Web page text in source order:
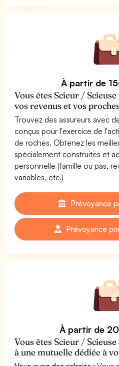
À partir de
Vous êtes Scieur /
vos revenus et vos
Trouvez des assureurs avec
conçus pour l'exercice de
de roches. Obtenez les
spécialement construites et
personnelle (famille ou pas,
variables, etc.)
Prévoyance
Prévoyance
À partir de
Vous êtes Scieur /
à une mutuelle dédiée à